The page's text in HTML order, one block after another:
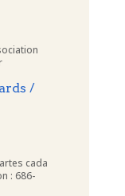
/
cada
: 686-